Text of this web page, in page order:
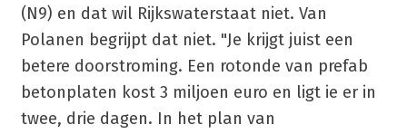
(N9) en dat wil Rijkswaterstaat niet. Van
Polanen begrijpt dat niet. "Je krijgt juist een
betere doorstroming. Een rotonde van prefab
betonplaten kost 3 miljoen euro en ligt ie er in
twee, drie dagen. In het plan van